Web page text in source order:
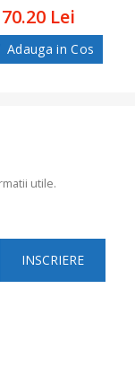
70.20 Lei
Adauga in Cos
utile.